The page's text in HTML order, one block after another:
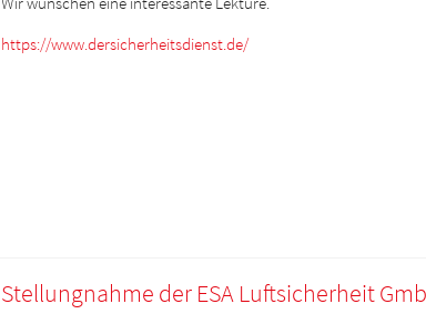
https://www.dersicherheitsdienst.de/
Stellungnahme der ESA Luftsicherheit